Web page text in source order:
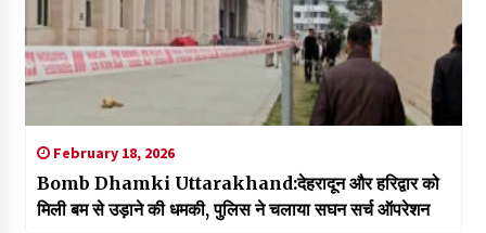
February 18, 2026
Bomb Dhamki Uttarakhand:देहरादून और हरिद्वार को
मिली बम से उड़ाने की धमकी, पुलिस ने चलाया सघन सर्च ऑपरेशन